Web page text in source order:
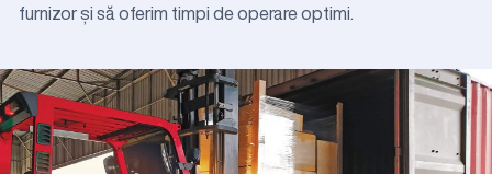
furnizor și să oferim timpi de operare optimi.